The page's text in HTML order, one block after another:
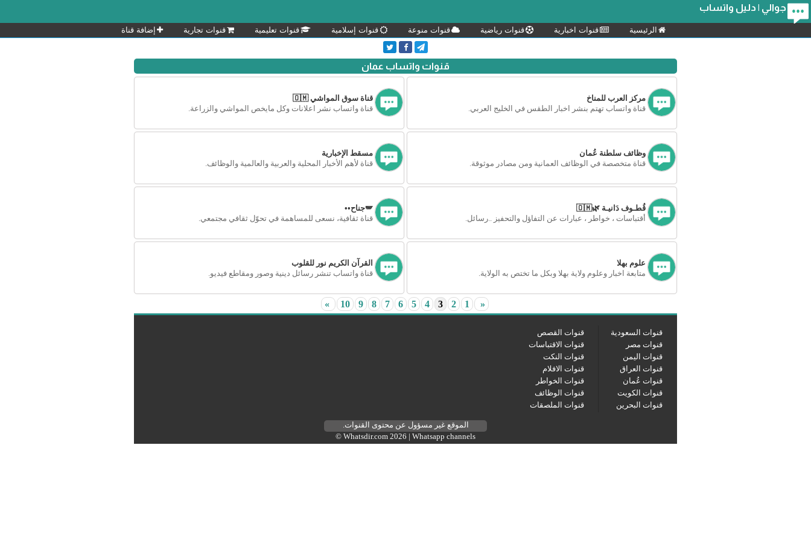
جوالي | دليل واتساب
الرئيسية قنوات اخبارية قنوات رياضية قنوات منوعة قنوات إسلامية قنوات تعليمية قنوات تجارية إضافة قناة
قنوات واتساب عمان
مركز العرب للمناخ
قناة واتساب تهتم بنشر اخبار الطقس في الخليج العربي.
قناة سوق المواشي 🇴🇲
قناة واتساب نشر اعلانات وكل مايخص المواشي والزراعة.
وظائف سلطنة عُمان
قناة متخصصة في الوظائف العمانية ومن مصادر موثوقة.
مسقط الإخبارية
قناة لأهم الأخبار المحلية والعربية والعالمية والوظائف.
قُطـوف دَانيـة 🌿🇴🇲
أقتباسات ، خواطر ، عبارات عن التفاؤل والتحفيز ..رسائل.
🪽جناح••
قناة ثقافية، نسعى للمساهمة في تحوّل ثقافي مجتمعي.
علوم بهلا
متابعة اخبار وعلوم ولاية بهلا وبكل ما تختص به الولاية.
القرآن الكريم نور للقلوب
قناة واتساب تنشر رسائل دينية وصور ومقاطع فيديو.
« 10 9 8 7 6 5 4 3 2 1 »
قنوات السعودية
قنوات مصر
قنوات اليمن
قنوات العراق
قنوات عُمان
قنوات الكويت
قنوات البحرين
قنوات القصص
قنوات الاقتباسات
قنوات النكت
قنوات الافلام
قنوات الخواطر
قنوات الوظائف
قنوات الملصقات
الموقع غير مسؤول عن محتوى القنوات.
© Whatsdir.com 2026 | Whatsapp channels